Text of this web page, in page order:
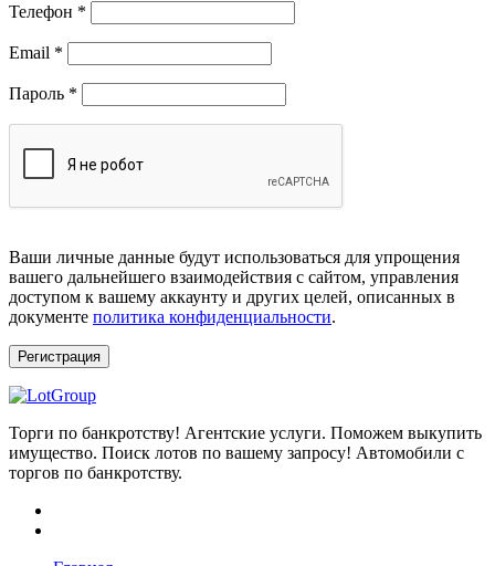
Телефон *
Email *
Пароль *
Ваши личные данные будут использоваться для упрощения
вашего дальнейшего взаимодействия с сайтом, управления
доступом к вашему аккаунту и других целей, описанных в
документе политика конфиденциальности.
Регистрация
Торги по банкротству! Агентские услуги. Поможем выкупить
имущество. Поиск лотов по вашему запросу! Автомобили с
торгов по банкротству.